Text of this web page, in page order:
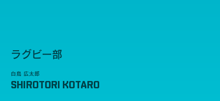
ラグビー部
白鳥 広太郎
SHIROTORI KOTARO